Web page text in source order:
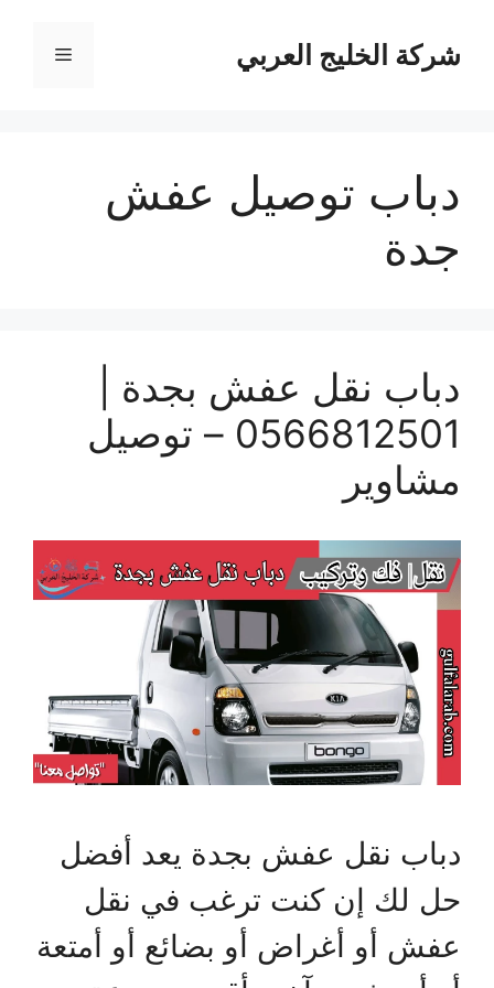
المحتوىشركة الخليج العربي القائمة
دباب توصيل عفش
جدة
دباب نقل عفش بجدة |
0566812501 – توصيل
مشاوير
دباب نقل عفش بجدة يعد أفضل
حل لك إن كنت ترغب في نقل
عفش أو أغراض أو بضائع أو أمتعة